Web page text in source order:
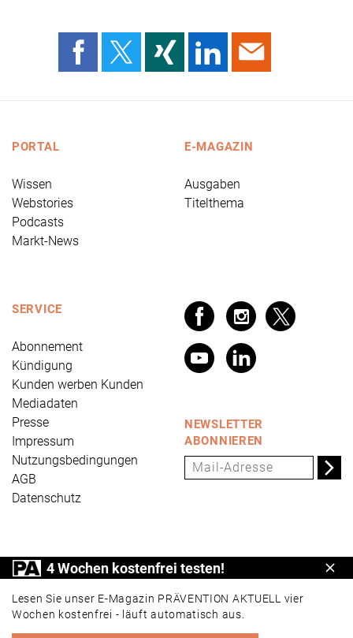
PORTAL
Wissen
Webstories
Podcasts
Markt-News
E-MAGAZIN
Ausgaben
Titelthema
SERVICE
Abonnement
Kündigung
Kunden werben Kunden
Mediadaten
Presse
Impressum
Nutzungsbedingungen
AGB
Datenschutz
NEWSLETTER
ABONNIEREN
PRÄVENTION AKTUELL ist ein Produkt der Universum
Verlag GmbH, Wettinerstraße 3-5, 65189 Wiesbaden,
www.universum.de,info@universum.de
4 Wochen kostenfrei testen!
Lesen Sie unser E-Magazin PRÄVENTION AKTUELL vier
Wochen kostenfrei - läuft automatisch aus.